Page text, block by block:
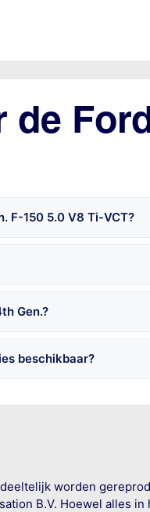
F-150 5.0 V8 Ti-VCT?
Gen.?
beschikbaar?
worden
B.V. Hoewel alles